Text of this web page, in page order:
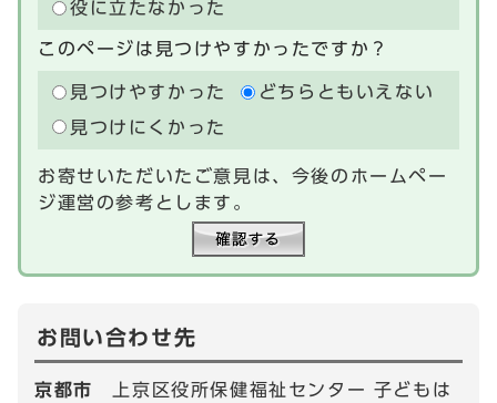
役に立たなかった
このページは見つけやすかったですか？
見つけやすかった
どちらともいえない
見つけにくかった
お寄せいただいたご意見は、今後のホームペー
ジ運営の参考とします。
お問い合わせ先
京都市
上京区役所保健福祉センター 子どもは